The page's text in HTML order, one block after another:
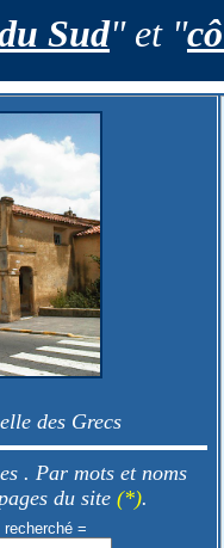
Sud" et "
des Grecs
. Par mots et noms
du site (*).
recherché =